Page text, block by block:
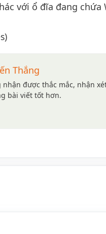
với ổ đĩa đang chứa
Thắng
được thắc mắc, nhận
bài viết tốt hơn.